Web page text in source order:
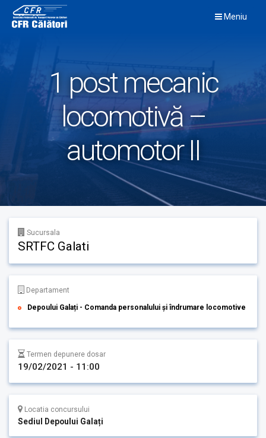
content
Meniu
1 post mecanic
locomotivă –
automotor II
Sucursala
SRTFC Galati
Departament
Depoului Galați - Comanda personalului și îndrumare locomotive
Termen depunere dosar
19/02/2021 - 11:00
Locatia concursului
Sediul Depoului Galați